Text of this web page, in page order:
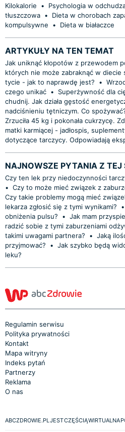
Kilokalorie
• Psychologia w
tłuszczowa • Dieta w chorobach
kompulsywne
• Dieta w białaczce
ARTYKUŁY NA TEN TEMAT
Jak uniknąć kłopotów z przewodem
których nie może zabraknąć w diecie
tycie - jak to naprawdę jest?
•
czego unikać • Superżywność dla
chudnij. Jak działa gęstość
nadciśnieniu tętniczym. Co
Zrzuciła 45 kg i pokonała cukrzycę.
matki karmiącej - jadłospis,
dotyczące tarczycy. Odpowiadają
NAJNOWSZE PYTANIA Z TEJ
Czy ten lek przy niedoczynności
• Czy to może mieć związek z
Czy takie problemy mogą mieć
lekarza zgłosić się z tymi wynikami?
•
obniżenia pulsu?
• Jak mam
radzić sobie z tymi zaburzeniami
takimi uwagami partnera?
• Jaką
przyjmować?
• Jak szybko będą
leku?
Regulamin serwisu
Polityka prywatności
Kontakt
Mapa witryny
Indeks pytań
Partnerzy
Reklama
O nas
ABCZDROWIE.PL JEST CZĘŚCIĄ WIRTUALNA